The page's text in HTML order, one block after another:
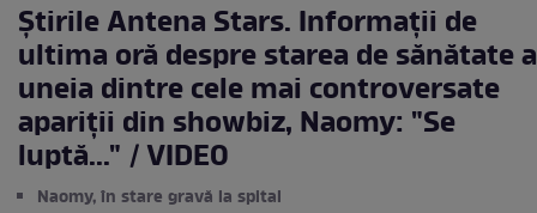
Știrile Antena Stars. Informații de
ultima oră despre starea de sănătate a
uneia dintre cele mai controversate
apariții din showbiz, Naomy: "Se
luptă..." / VIDEO
Naomy, în stare gravă la spital